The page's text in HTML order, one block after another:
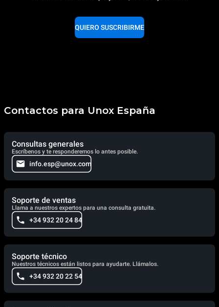
QUIERO SUSCRIBIRME
Contactos para Unox España
Consultas generales
Escríbenos y te responderemos lo antes posible.
info.esp@unox.com
Soporte de ventas
Llama a nuestros expertos para una consulta gratuita.
+34 932 20 24 84
Soporte técnico
Nuestros técnicos están listos para ayudarte. Llámalos.
+34 932 20 22 54